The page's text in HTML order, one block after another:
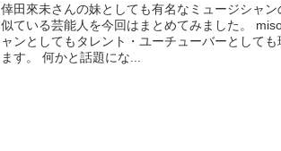
倖田來未さんの妹としても有名なミュージシャ
似ている芸能人を今回はまとめてみました。
ャンとしてもタレント・ユーチューバーとして
ます。 何かと話題にな...